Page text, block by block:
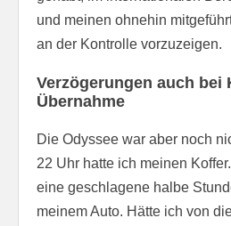
und meinen ohnehin
an der Kontrolle vorzuzeigen.
Verzögerungen auch bei
Übernahme
Die Odyssee war aber noch
22 Uhr hatte ich meinen
eine geschlagene halbe
meinem Auto. Hätte ich von